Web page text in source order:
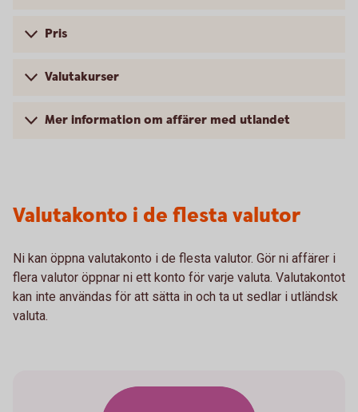
Pris
Valutakurser
Mer information om affärer med utlandet
Valutakonto i de flesta valutor
Ni kan öppna valutakonto i de flesta valutor. Gör ni affärer i
flera valutor öppnar ni ett konto för varje valuta. Valutakontot
kan inte användas för att sätta in och ta ut sedlar i utländsk
valuta.